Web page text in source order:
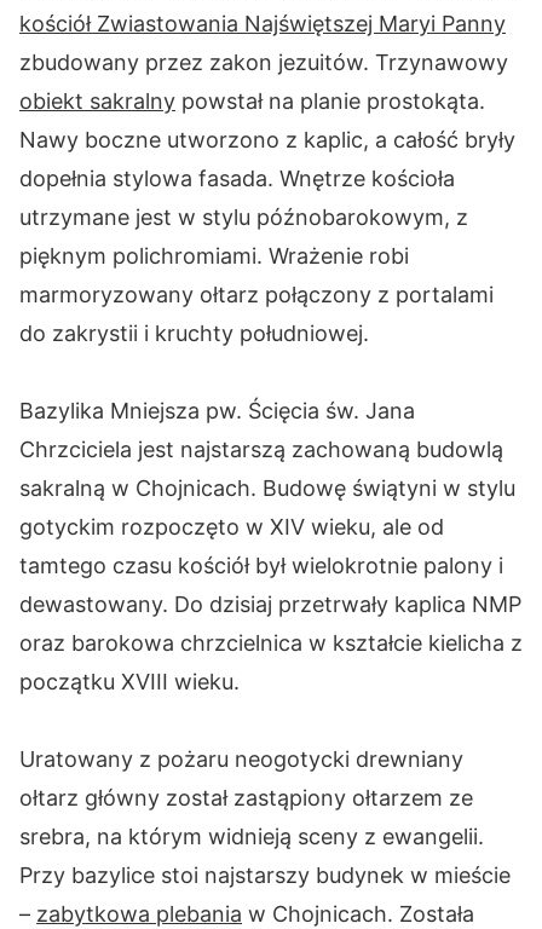
kościół Zwiastowania Najświętszej Maryi Panny
zbudowany przez zakon jezuitów. Trzynawowy
obiekt sakralny powstał na planie prostokąta.
Nawy boczne utworzono z kaplic, a całość bryły
dopełnia stylowa fasada. Wnętrze kościoła
utrzymane jest w stylu późnobarokowym, z
pięknym polichromiami. Wrażenie robi
marmoryzowany ołtarz połączony z portalami
do zakrystii i kruchty południowej.
Bazylika Mniejsza pw. Ścięcia św. Jana
Chrzciciela jest najstarszą zachowaną budowlą
sakralną w Chojnicach. Budowę świątyni w stylu
gotyckim rozpoczęto w XIV wieku, ale od
tamtego czasu kościół był wielokrotnie palony i
dewastowany. Do dzisiaj przetrwały kaplica NMP
oraz barokowa chrzcielnica w kształcie kielicha z
początku XVIII wieku.
Uratowany z pożaru neogotycki drewniany
ołtarz główny został zastąpiony ołtarzem ze
srebra, na którym widnieją sceny z ewangelii.
Przy bazylice stoi najstarszy budynek w mieście
– zabytkowa plebania w Chojnicach. Została